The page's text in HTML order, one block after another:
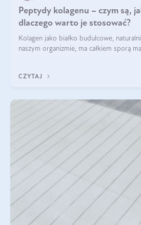
Peptydy kolagenu – czym są,
dlaczego warto je stosować?
Kolagen jako białko budulcowe,
naszym organizmie, ma całkiem sporą
bardziej biodostępny
CZYTAJ